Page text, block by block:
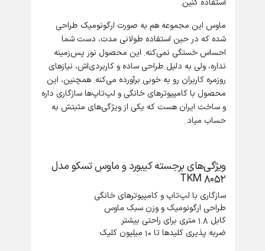
استفاده کنین.
ماوس این مجموعه هم به صورت ارگونومیک طراحی
شده که در حین استفاده طولانی مدت، دست شما
احساس خستگی نمی‌کنه. این محصول نور پس‌زمینه
نداره، ولی به دلیل طراحی ساده و کاربردی‌اش، نیازهای
روزمره کاربران رو به خوبی برآورده می‌کنه. همچنین، این
محصول با کامپیوترهای خانگی و لپ‌تاپ‌ها سازگاری داره
و ساخت ایران هست که یکی از ویژگی‌های مثبتش به
حساب میاد.
ویژگی‌های برجسته کیبورد و ماوس تسکو مدل
TKM 8052
سازگاری با لپ‌تاپ و کامپیوترهای خانگی
طراحی ارگونومیک و وزن سبک ماوس
کابل 1.8 متری برای راحتی بیشتر
ضربه پذیری کلیدها تا 10 میلیون کلیک